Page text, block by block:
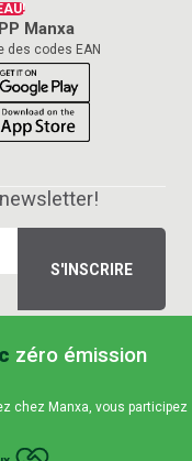
Manxa
des codes EAN
zéro émission
chez Manxa, vous participez